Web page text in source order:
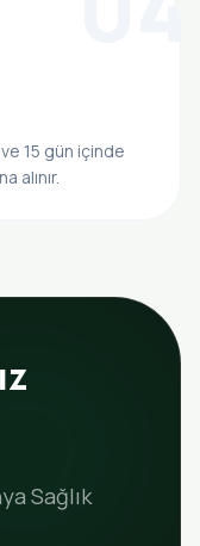
15 gün içinde
alınır.
Sağlık